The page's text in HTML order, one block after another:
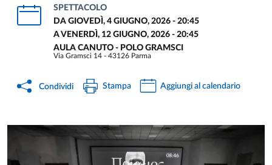
SPETTACOLO
DA GIOVEDÌ, 4 GIUGNO, 2026 - 20:45
AVENERDÌ, 12 GIUGNO, 2026 - 20:45
AULA CANUTO - POLO GRAMSCI
Via Gramsci 14 - 43126 Parma
Condividi Stampa Aggiungi al calendario